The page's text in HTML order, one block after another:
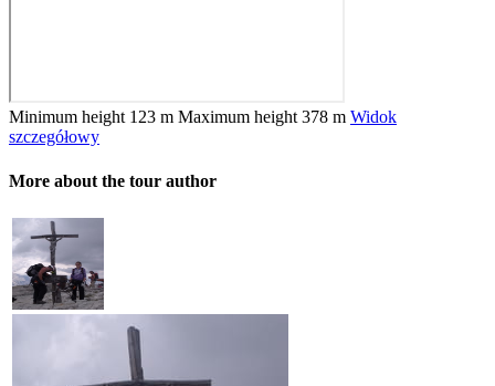
Minimum height 123 m Maximum height 378 m Widok
szczegółowy
More about the tour author